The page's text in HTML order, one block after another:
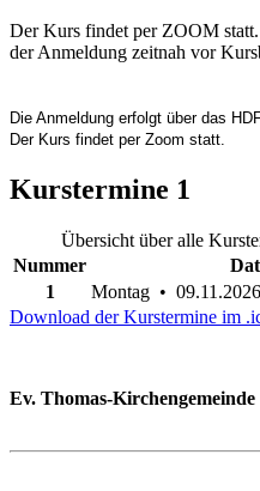
Der Kurs findet per ZOOM
der Anmeldung zeitnah vor
Die Anmeldung erfolgt über das
Der Kurs findet per Zoom statt.
Kurstermine 1
Übersicht über alle
Nummer
1
Montag •
Download der Kurstermine im
Ev. Thomas-Kirchengemeinde